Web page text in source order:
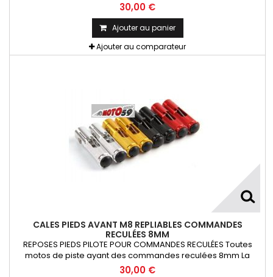
30,00 €
Ajouter au panier
Ajouter au comparateur
CALES PIEDS AVANT M8 REPLIABLES COMMANDES
RECULÉES 8MM
REPOSES PIEDS PILOTE POUR COMMANDES RECULÉES Toutes
motos de piste ayant des commandes reculées 8mm La
Paire
30,00 €